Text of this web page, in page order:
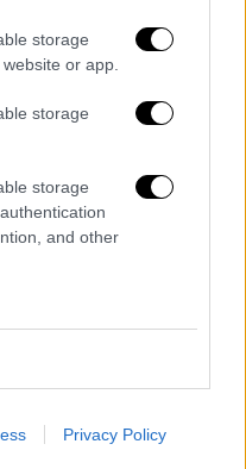
storage
or app.
storage
storage
and other
Privacy Policy
έκθεσης του
δεν έκανε
το γεγονός ότι
εικόνα».
στην
του
του Τύπου, ο
αυτή την
φαινόμενα
εναντίον
μηχανισμό της